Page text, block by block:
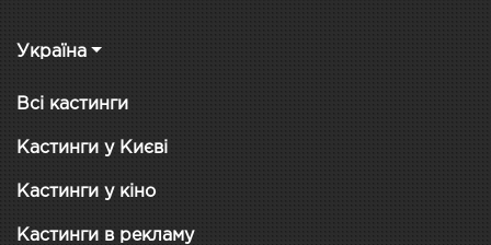
Україна
Всі кастинги
Кастинги у Києві
Кастинги у кіно
Кастинги в рекламу